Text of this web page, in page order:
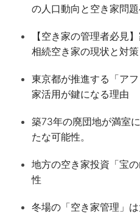
の人口動向と空き家問
【空き家の管理者必見
相続空き家の現状と対策
東京都が推進する「ア
家活用が鍵になる理由
築73年の廃団地が満室
たな可能性。
地方の空き家投資「宝
性
冬場の「空き家管理」は